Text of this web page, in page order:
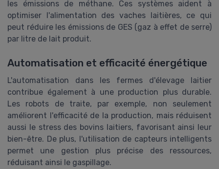
les émissions de méthane. Ces systèmes aident à
optimiser l'alimentation des vaches laitières, ce qui
peut réduire les émissions de GES (gaz à effet de serre)
par litre de lait produit.
Automatisation et efficacité énergétique
L'automatisation dans les fermes d'élevage laitier
contribue également à une production plus durable.
Les robots de traite, par exemple, non seulement
améliorent l'efficacité de la production, mais réduisent
aussi le stress des bovins laitiers, favorisant ainsi leur
bien-être. De plus, l'utilisation de capteurs intelligents
permet une gestion plus précise des ressources,
réduisant ainsi le gaspillage.